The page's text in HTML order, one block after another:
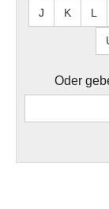
J K L
Oder